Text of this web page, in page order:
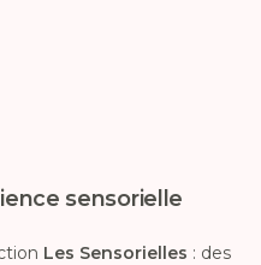
sensorielle
Les Sensorielles : des